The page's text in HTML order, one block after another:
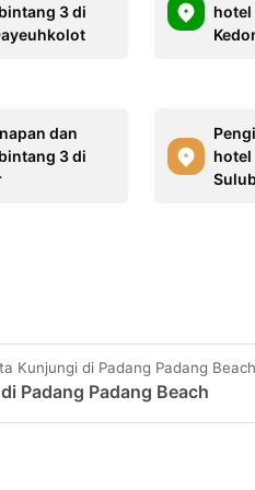
3 di
hotel
dan
3 di
hotel
Kunjungi di Padang Padang
Padang Padang Beach